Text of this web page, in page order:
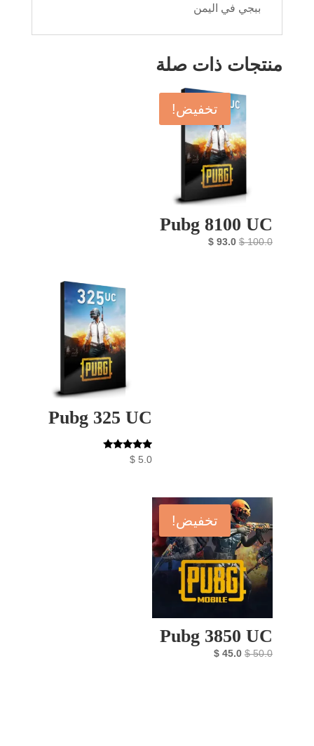
ببجي في اليمن
منتجات ذات صلة
تخفيض!
Pubg 8100 UC
$100.0
السعر$93.0 السعر
Pubg 325 UC
تم التقييم
$5.0
تخفيض!
Pubg 3850 UC
$50.0
السعر$45.0 السعر